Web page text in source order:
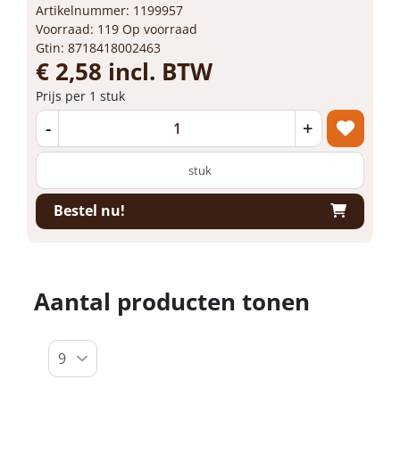
Artikelnummer: 1199957
Voorraad: 119 Op voorraad
Gtin: 8718418002463
€ 2,58 incl. BTW
Prijs per 1 stuk
- +
stuk
Bestel nu!
Aantal producten tonen